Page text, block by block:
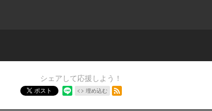
シェアして応援しよう！
ポスト 埋め込む